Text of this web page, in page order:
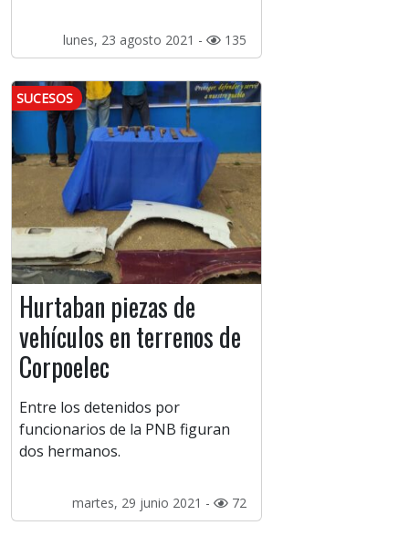
lunes, 23 agosto 2021 - 135
SUCESOS
Hurtaban piezas de
vehículos en terrenos de
Corpoelec
Entre los detenidos por
funcionarios de la PNB figuran
dos hermanos.
martes, 29 junio 2021 - 72